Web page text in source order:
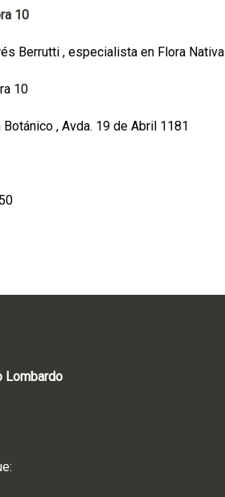
10
Berrutti , especialista en Flora Nativa
10
, Avda. 19 de Abril 1181
Lombardo